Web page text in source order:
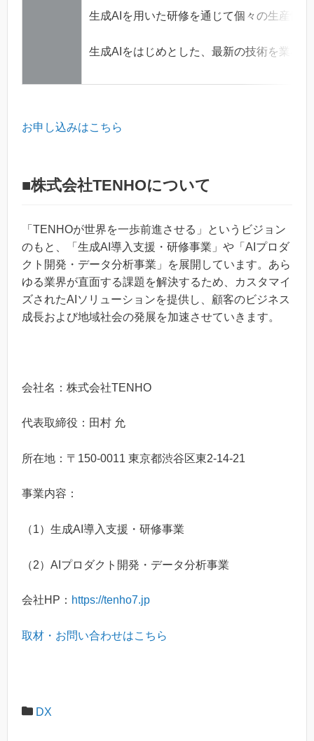
生成AIを用いた研修を通じて個々の生産性
生成AIをはじめとした、最新の技術を業界
お申し込みはこちら
■株式会社TENHOについて
「TENHOが世界を一歩前進させる」というビジョン
のもと、「生成AI導入支援・研修事業」や「AIプロダ
クト開発・データ分析事業」を展開しています。あら
ゆる業界が直面する課題を解決するため、カスタマイ
ズされたAIソリューションを提供し、顧客のビジネス
成長および地域社会の発展を加速させていきます。
会社名：株式会社TENHO
代表取締役：田村 允
所在地：〒150-0011 東京都渋谷区東2-14-21
事業内容：
（1）生成AI導入支援・研修事業
（2）AIプロダクト開発・データ分析事業
会社HP： https://tenho7.jp
取材・お問い合わせはこちら
DX